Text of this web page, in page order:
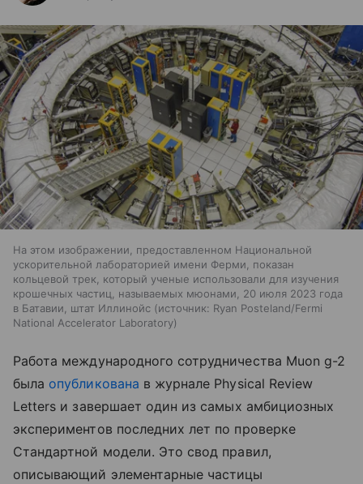
На этом изображении, предоставленном Национальной
ускорительной лабораторией имени Ферми, показан
кольцевой трек, который ученые использовали для изучения
крошечных частиц, называемых мюонами, 20 июля 2023 года
в Батавии, штат Иллинойс
источник: Ryan Posteland/Fermi
National Accelerator Laboratory
Работа международного сотрудничества Muon g-2
была опубликована в журнале Physical Review
Letters и завершает один из самых амбициозных
экспериментов последних лет по проверке
Стандартной модели. Это свод правил,
описывающий элементарные частицы